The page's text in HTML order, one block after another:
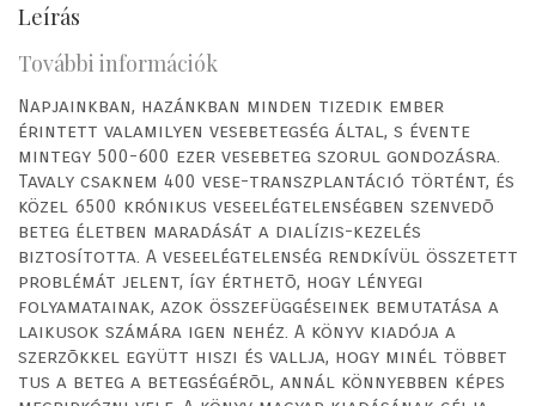
Leírás
További információk
Napjainkban, hazánkban minden tizedik ember
érintett valamilyen vesebetegség által, s évente
mintegy 500-600 ezer vesebeteg szorul gondozásra.
Tavaly csaknem 400 vese-transzplantáció történt, és
közel 6500 krónikus veseelégtelenségben szenvedõ
beteg életben maradását a dialízis-kezelés
biztosította. A veseelégtelenség rendkívül összetett
problémát jelent, így érthetõ, hogy lényegi
folyamatainak, azok összefüggéseinek bemutatása a
laikusok számára igen nehéz. A könyv kiadója a
szerzõkkel együtt hiszi és vallja, hogy minél többet
tus a beteg a betegségérõl, annál könnyebben képes